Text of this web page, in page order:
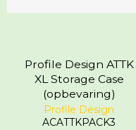
Profile Design ATTK
XL Storage Case
(opbevaring)
Profile Design
ACATTKPACK3